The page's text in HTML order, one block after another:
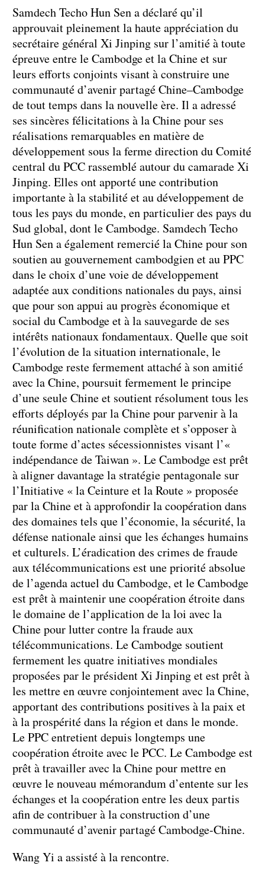
Samdech Techo Hun Sen a déclaré qu’il
approuvait pleinement la haute appréciation du
secrétaire général Xi Jinping sur l’amitié à toute
épreuve entre le Cambodge et la Chine et sur
leurs efforts conjoints visant à construire une
communauté d’avenir partagé Chine–Cambodge
de tout temps dans la nouvelle ère. Il a adressé
ses sincères félicitations à la Chine pour ses
réalisations remarquables en matière de
développement sous la ferme direction du Comité
central du PCC rassemblé autour du camarade Xi
Jinping. Elles ont apporté une contribution
importante à la stabilité et au développement de
tous les pays du monde, en particulier des pays du
Sud global, dont le Cambodge. Samdech Techo
Hun Sen a également remercié la Chine pour son
soutien au gouvernement cambodgien et au PPC
dans le choix d’une voie de développement
adaptée aux conditions nationales du pays, ainsi
que pour son appui au progrès économique et
social du Cambodge et à la sauvegarde de ses
intérêts nationaux fondamentaux. Quelle que soit
l’évolution de la situation internationale, le
Cambodge reste fermement attaché à son amitié
avec la Chine, poursuit fermement le principe
d’une seule Chine et soutient résolument tous les
efforts déployés par la Chine pour parvenir à la
réunification nationale complète et s’opposer à
toute forme d’actes sécessionnistes visant l’«
indépendance de Taiwan ». Le Cambodge est prêt
à aligner davantage la stratégie pentagonale sur
l’Initiative « la Ceinture et la Route » proposée
par la Chine et à approfondir la coopération dans
des domaines tels que l’économie, la sécurité, la
défense nationale ainsi que les échanges humains
et culturels. L’éradication des crimes de fraude
aux télécommunications est une priorité absolue
de l’agenda actuel du Cambodge, et le Cambodge
est prêt à maintenir une coopération étroite dans
le domaine de l’application de la loi avec la
Chine pour lutter contre la fraude aux
télécommunications. Le Cambodge soutient
fermement les quatre initiatives mondiales
proposées par le président Xi Jinping et est prêt à
les mettre en œuvre conjointement avec la Chine,
apportant des contributions positives à la paix et
à la prospérité dans la région et dans le monde.
Le PPC entretient depuis longtemps une
coopération étroite avec le PCC. Le Cambodge est
prêt à travailler avec la Chine pour mettre en
œuvre le nouveau mémorandum d’entente sur les
échanges et la coopération entre les deux partis
afin de contribuer à la construction d’une
communauté d’avenir partagé Cambodge-Chine.
Wang Yi a assisté à la rencontre.